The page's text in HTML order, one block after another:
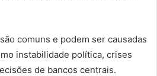
comuns e podem ser causadas
instabilidade política, crises
de bancos centrais.